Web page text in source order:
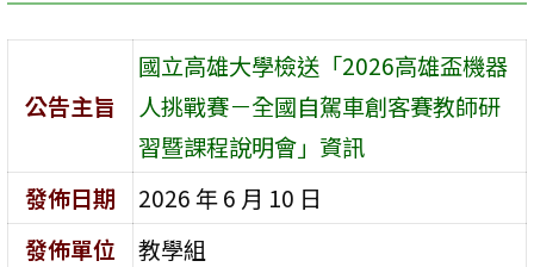
公告主旨
國立高雄大學檢送「2026高雄盃機器
人挑戰賽－全國自駕車創客賽教師研
習暨課程說明會」資訊
發佈日期
2026 年 6 月 10 日
發佈單位
教學組